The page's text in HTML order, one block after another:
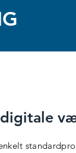
digitale